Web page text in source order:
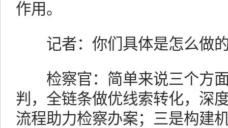
作用。
记者：你们具体是怎么做
检察官：简单来说三个方面
判，全链条做优线索转化，深
流程助力检察办案；三是构建